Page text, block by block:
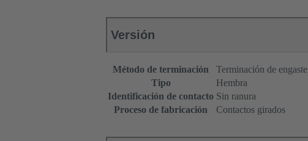
Versión
Método de terminación
Terminación de engaste
Tipo
Hembra
Identificación de contacto Sin ranura
Proceso de fabricación
Contactos girados